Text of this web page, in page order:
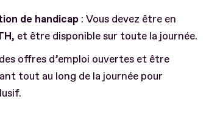
de handicap : Vous devez être en
, et être disponible sur toute la journée.
offres d’emploi ouvertes et être
tout au long de la journée pour